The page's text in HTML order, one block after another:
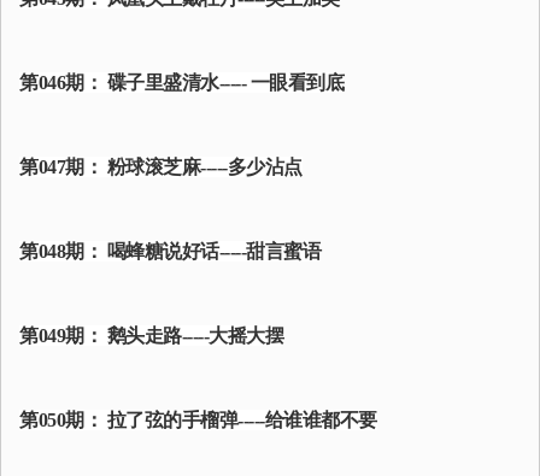
第046期： 碟子里盛清水----- 一眼看到底
第047期： 粉球滚芝麻-----多少沾点
第048期： 喝蜂糖说好话-----甜言蜜语
第049期： 鹅头走路-----大摇大摆
第050期： 拉了弦的手榴弹-----给谁谁都不要